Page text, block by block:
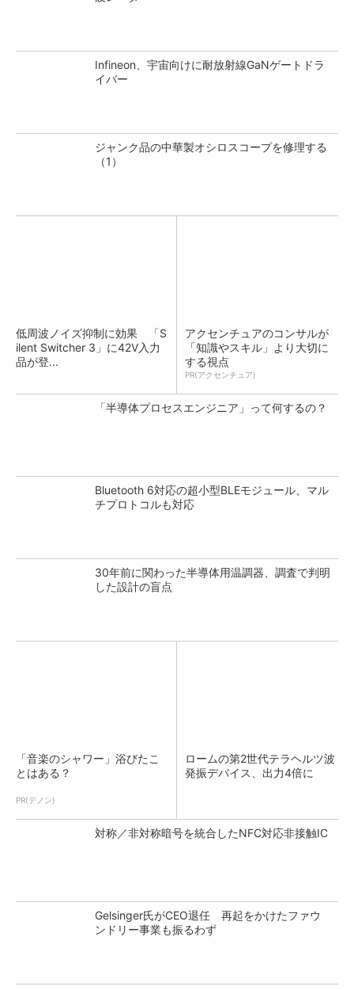
Infineon、宇宙向けに耐放射線GaNゲートドラ
イバー
ジャンク品の中華製オシロスコープを修理する
（1）
低周波ノイズ抑制に効果 「S
ilent Switcher 3」に42V入力
品が登...
アクセンチュアのコンサルが
「知識やスキル」より大切に
する視点
PR(アクセンチュア)
「半導体プロセスエンジニア」って何するの？
Bluetooth 6対応の超小型BLEモジュール、マル
チプロトコルも対応
30年前に関わった半導体用温調器、調査で判明
した設計の盲点
「音楽のシャワー」浴びたこ
とはある？
PR(デノン)
ロームの第2世代テラヘルツ波
発振デバイス、出力4倍に
対称／非対称暗号を統合したNFC対応非接触IC
Gelsinger氏がCEO退任 再起をかけたファウ
ンドリー事業も振るわず